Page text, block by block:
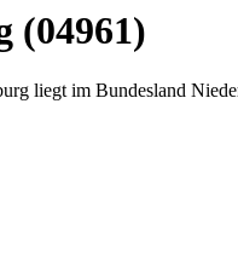
(04961)
liegt im Bundesland